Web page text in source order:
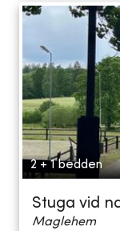
2 + 1 bedden
Stuga vid
Maglehem